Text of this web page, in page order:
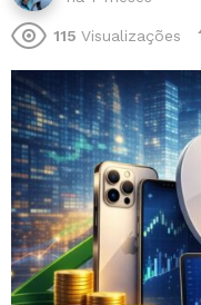
115 Visualizações